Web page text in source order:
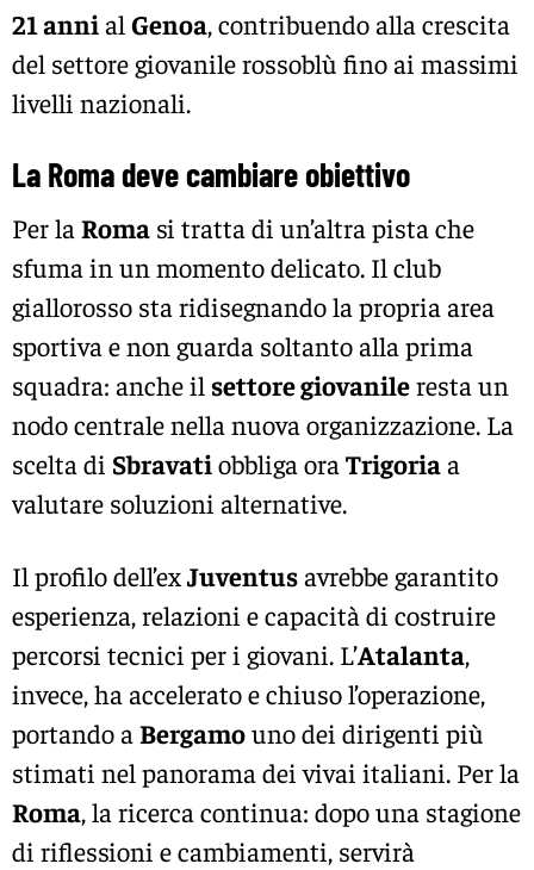
21 annial Genoa, contribuendo alla crescita
del settore giovanile rossoblù fino ai massimi
livelli nazionali.
La Roma deve cambiare obiettivo
Per la Roma si tratta di un’altra pista che
sfuma in un momento delicato. Il club
giallorosso sta ridisegnando la propria area
sportiva e non guarda soltanto alla prima
squadra: anche il settore giovanileresta un
nodo centrale nella nuova organizzazione. La
scelta di Sbravatiobbliga ora Trigoriaa
valutare soluzioni alternative.
Il profilo dell’exJuventusavrebbe garantito
esperienza, relazioni e capacità di costruire
percorsi tecnici per i giovani. L’Atalanta,
invece, ha accelerato e chiuso l’operazione,
portando a Bergamouno dei dirigenti più
stimati nel panorama dei vivai italiani. Per la
Roma, la ricerca continua: dopo una stagione
di riflessioni e cambiamenti, servirà